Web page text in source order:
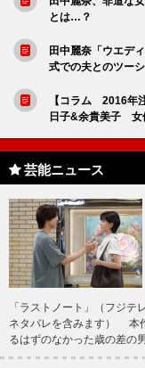
とは…？
田中麗奈「ウエデ
式での夫とのツー
【コラム 2016年
日子&余貴美子 女
芸能ニュース
「ラストノート」（フジテ
ネタバレを含みます） 本
るはずのなかった歳の差の